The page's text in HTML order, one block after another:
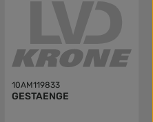
10AM119833
GESTAENGE